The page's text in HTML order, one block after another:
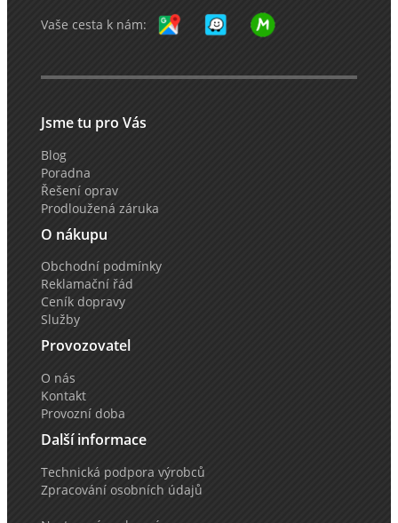
Vaše cesta k nám:
Jsme tu pro Vás
Blog
Poradna
Řešení oprav
Prodloužená záruka
O nákupu
Obchodní podmínky
Reklamační řád
Ceník dopravy
Služby
Provozovatel
O nás
Kontakt
Provozní doba
Další informace
Technická podpora výrobců
Zpracování osobních údajů